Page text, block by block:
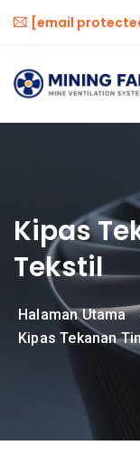
[email
Kipas
Tekstil
Halaman Utama
Kipas Tekanan